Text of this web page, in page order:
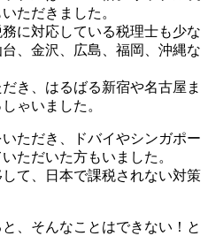
ただきました。
に対応している税理士も少な
、金沢、広島、福岡、沖縄な
き、はるばる新宿や名古屋ま
ゃいました。
ただき、ドバイやシンガポー
ただいた方もいました。
て、日本で課税されない対策
、そんなことはできない！と